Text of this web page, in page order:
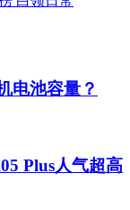
电池容量？
Plus人气超高